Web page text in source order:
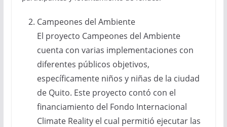
Campeones del Ambiente
El proyecto Campeones del Ambiente
cuenta con varias implementaciones con
diferentes públicos objetivos,
específicamente niños y niñas de la ciudad
de Quito. Este proyecto contó con el
financiamiento del Fondo Internacional
Climate Reality el cual permitió ejecutar las